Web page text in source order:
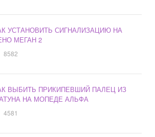
УСТАНОВИТЬ СИГНАЛИЗАЦИЮ НА
МЕГАН 2
8582
ВЫБИТЬ ПРИКИПЕВШИЙ ПАЛЕЦ ИЗ
НА МОПЕДЕ АЛЬФА
4581